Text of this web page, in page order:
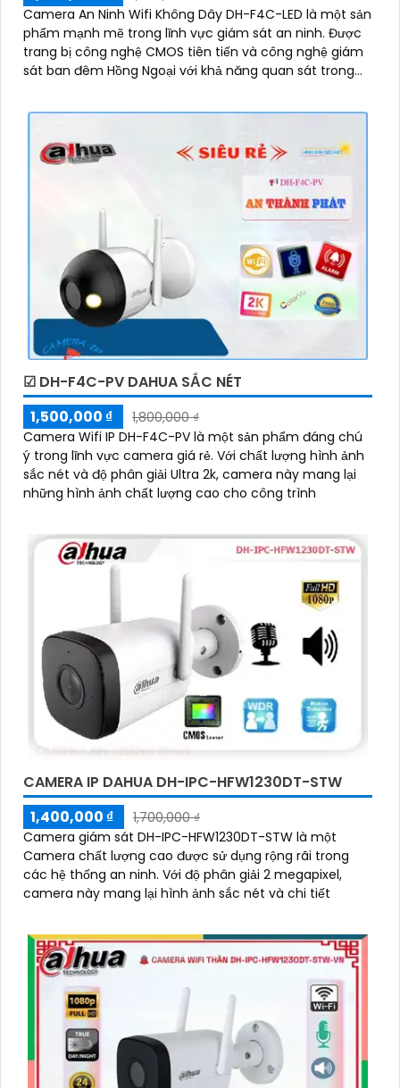
Camera An Ninh Wifi Không Dây DH-F4C-LED là một sản
phẩm mạnh mẽ trong lĩnh vực giám sát an ninh. Được
trang bị công nghệ CMOS tiên tiến và công nghệ giám
sát ban đêm Hồng Ngoại với khả năng quan sát trong
☑ DH-F4C-PV DAHUA SẮC NÉT
1,500,000 ₫
1,800,000 ₫
Camera Wifi IP DH-F4C-PV là một sản phẩm đáng chú
ý trong lĩnh vực camera giá rẻ. Với chất lượng hình ảnh
sắc nét và độ phân giải Ultra 2k, camera này mang lại
những hình ảnh chất lượng cao cho công trình
CAMERA IP DAHUA DH-IPC-HFW1230DT-STW
1,400,000 ₫
1,700,000 ₫
Camera giám sát DH-IPC-HFW1230DT-STW là một
Camera chất lượng cao được sử dụng rộng rãi trong
các hệ thống an ninh. Với độ phân giải 2 megapixel,
camera này mang lại hình ảnh sắc nét và chi tiết